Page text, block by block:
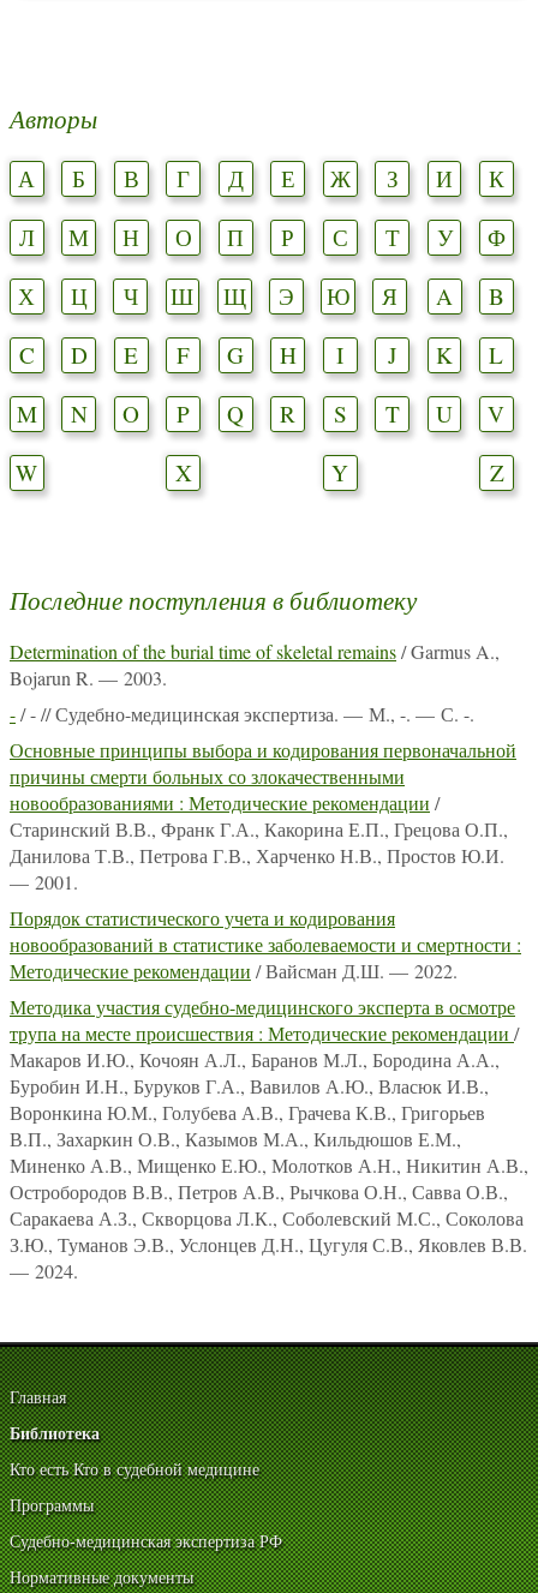
Авторы
А Б В Г Д Е Ж З И
К
Л
М Н О П Р С Т У
Ф
Х
Ц Ч Ш Щ Э Ю Я A
B
C
D E F G H I J K
L
M
N O P Q R S T U
V
W
X Y Z
Последние поступления в библиотеку
Determination of the burial time of skeletal remains/ Garmus A.,
Bojarun R. — 2003.
-/ - // Судебно-медицинская экспертиза. — М., -. — С. -.
Основные принципы выбора и кодирования первоначальной
причины смерти больных со злокачественными
новообразованиями : Методические рекомендации /
Старинский В.В., Франк Г.А., Какорина Е.П., Грецова О.П.,
Данилова Т.В., Петрова Г.В., Харченко Н.В., Простов Ю.И.
— 2001.
Порядок статистического учета и кодирования
новообразований в статистике заболеваемости и смертности :
Методические рекомендации / Вайсман Д.Ш. — 2022.
Методика участия судебно-медицинского эксперта в осмотре
трупа на месте происшествия : Методические рекомендации /
Макаров И.Ю., Кочоян А.Л., Баранов М.Л., Бородина А.А.,
Буробин И.Н., Буруков Г.А., Вавилов А.Ю., Власюк И.В.,
Воронкина Ю.М., Голубева А.В., Грачева К.В., Григорьев
В.П., Захаркин О.В., Казымов М.А., Кильдюшов Е.М.,
Миненко А.В., Мищенко Е.Ю., Молотков А.Н., Никитин А.В.,
Остробородов В.В., Петров А.В., Рычкова О.Н., Савва О.В.,
Саракаева А.З., Скворцова Л.К., Соболевский М.С., Соколова
З.Ю., Туманов Э.В., Услонцев Д.Н., Цугуля С.В., Яковлев В.В.
— 2024.
Главная
Библиотека
Кто есть Кто в судебной медицине
Программы
Судебно-медицинская экспертиза РФ
Нормативные документы